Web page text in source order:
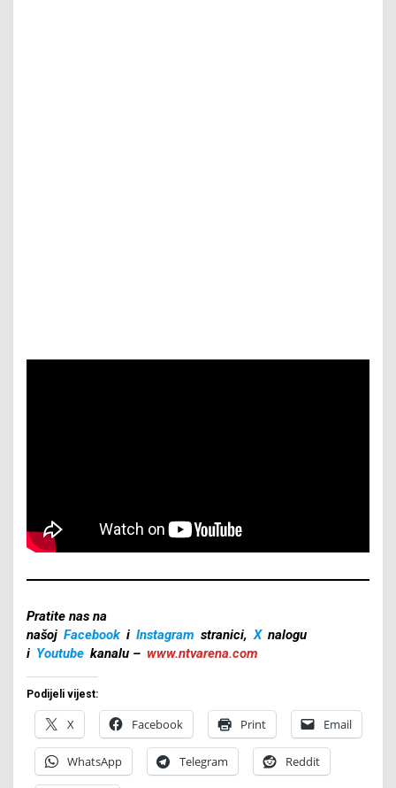
Pratite nas na
našoj Facebook i Instagram stranici, X nalogu
i Youtube kanalu – www.ntvarena.com
Podijeli vijest:
X Facebook Print Email
WhatsApp Telegram Reddit